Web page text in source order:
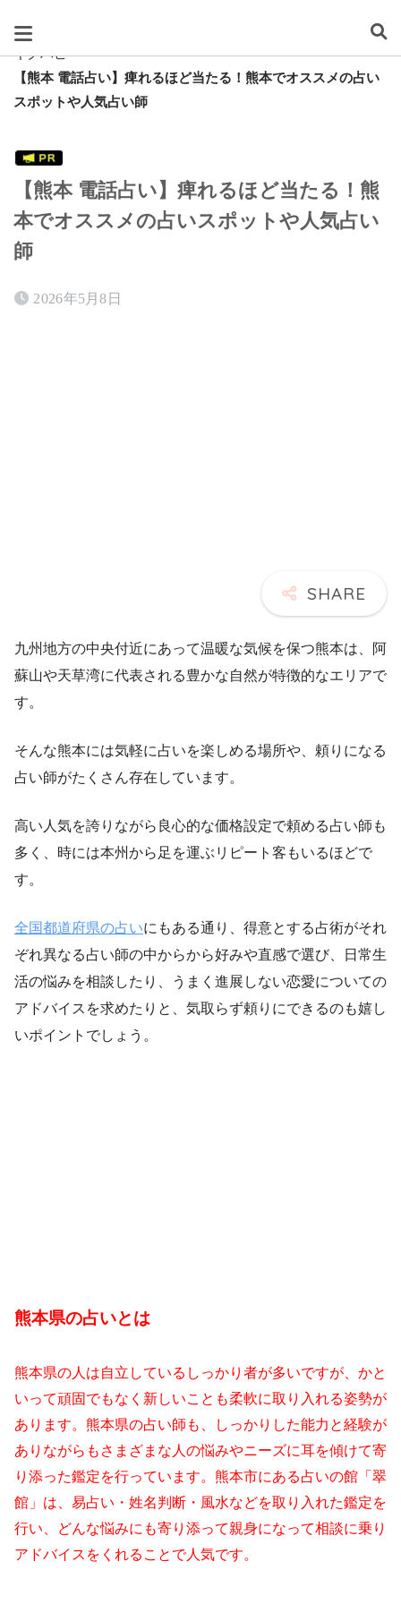
スグレタ
キクハピ
【熊本 電話占い】痺れるほど当たる！熊本でオススメの占い
スポットや人気占い師
【熊本 電話占い】痺れるほど当たる！熊
本でオススメの占いスポットや人気占い
師
2026年5月8日
九州地方の中央付近にあって温暖な気候を保つ熊本は、阿
蘇山や天草湾に代表される豊かな自然が特徴的なエリアで
す。
そんな熊本には気軽に占いを楽しめる場所や、頼りになる
占い師がたくさん存在しています。
高い人気を誇りながら良心的な価格設定で頼める占い師も
多く、時には本州から足を運ぶリピート客もいるほどで
す。
全国都道府県の占いにもある通り、得意とする占術がそれ
ぞれ異なる占い師の中からから好みや直感で選び、日常生
活の悩みを相談したり、うまく進展しない恋愛についての
アドバイスを求めたりと、気取らず頼りにできるのも嬉し
いポイントでしょう。
熊本県の占いとは
熊本県の人は自立しているしっかり者が多いですが、かと
いって頑固でもなく新しいことも柔軟に取り入れる姿勢が
あります。熊本県の占い師も、しっかりした能力と経験が
ありながらもさまざまな人の悩みやニーズに耳を傾けて寄
り添った鑑定を行っています。熊本市にある占いの館「翠
館」は、易占い・姓名判断・風水などを取り入れた鑑定を
行い、どんな悩みにも寄り添って親身になって相談に乗り
アドバイスをくれることで人気です。